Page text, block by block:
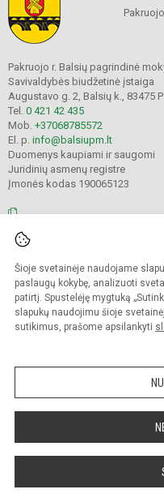
Šioje svetainėje naudojame
paslaugų kokybę, analizuoti
patirtį. Spustelėję mygtuką
slapukų naudojimu šioje
sutikimus, prašome apsilankyti
Pakruojo r. Balsių pagrindinė
Savivaldybės biudžetinė įstaiga
Augustavo g. 2, Balsių k., 83475
Tel. 0 421 42 435
Mob. +37068785572
El. p. info@balsiupm.lt
Duomenys kaupiami ir saugomi
Juridinių asmenų registre
Įmonės kodas 190065123
Kopijuoti turinį be raštiško
Prieinamumo
Sumanus būdas atnaujinti